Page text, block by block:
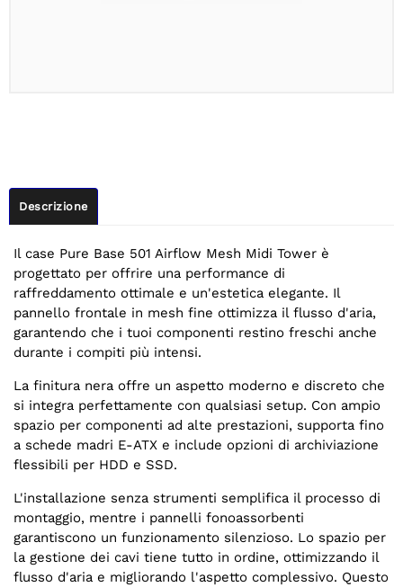
Descrizione
Il case Pure Base 501 Airflow Mesh Midi Tower è
progettato per offrire una performance di
raffreddamento ottimale e un'estetica elegante. Il
pannello frontale in mesh fine ottimizza il flusso d'aria,
garantendo che i tuoi componenti restino freschi anche
durante i compiti più intensi.
La finitura nera offre un aspetto moderno e discreto che
si integra perfettamente con qualsiasi setup. Con ampio
spazio per componenti ad alte prestazioni, supporta fino
a schede madri E-ATX e include opzioni di archiviazione
flessibili per HDD e SSD.
L'installazione senza strumenti semplifica il processo di
montaggio, mentre i pannelli fonoassorbenti
garantiscono un funzionamento silenzioso. Lo spazio per
la gestione dei cavi tiene tutto in ordine, ottimizzando il
flusso d'aria e migliorando l'aspetto complessivo. Questo